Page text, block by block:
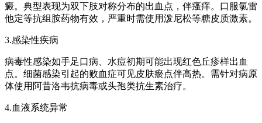
癜。典型表现为双下肢对称分布的出血点，伴瘙痒。口服氯雷
他定等抗组胺药物有效，严重时需使用泼尼松等糖皮质激素。
3.感染性疾病
病毒性感染如手足口病、水痘初期可能出现红色丘疹样出血
点。细菌感染引起的败血症可见皮肤瘀点伴高热。需针对病原
体使用阿昔洛韦抗病毒或头孢类抗生素治疗。
4.血液系统异常